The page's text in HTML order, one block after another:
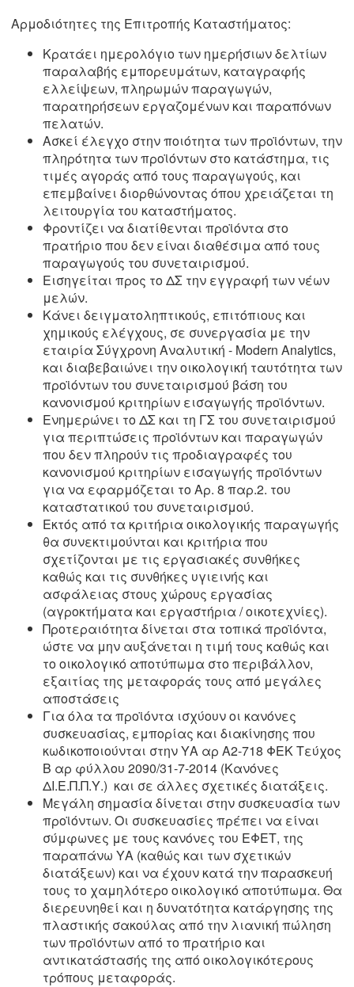
Αρμοδιότητες της Επιτροπής Καταστήματος:
Κρατάει ημερολόγιο των ημερήσιων δελτίων
παραλαβής εμπορευμάτων, καταγραφής
ελλείψεων, πληρωμών παραγωγών,
παρατηρήσεων εργαζομένων και παραπόνων
πελατών.
Ασκεί έλεγχο στην ποιότητα των προϊόντων, την
πληρότητα των προϊόντων στο κατάστημα, τις
τιμές αγοράς από τους παραγωγούς, και
επεμβαίνει διορθώνοντας όπου χρειάζεται τη
λειτουργία του καταστήματος.
Φροντίζει να διατίθενται προϊόντα στο
πρατήριο που δεν είναι διαθέσιμα από τους
παραγωγούς του συνεταιρισμού.
Εισηγείται προς το ΔΣ την εγγραφή των νέων
μελών.
Κάνει δειγματοληπτικούς, επιτόπιους και
χημικούς ελέγχους, σε συνεργασία με την
εταιρία Σύγχρονη Αναλυτική - Modern Analytics,
και διαβεβαιώνει την οικολογική ταυτότητα των
προϊόντων του συνεταιρισμού βάση του
κανονισμού κριτηρίων εισαγωγής προϊόντων.
Ενημερώνει το ΔΣ και τη ΓΣ του συνεταιρισμού
για περιπτώσεις προϊόντων και παραγωγών
που δεν πληρούν τις προδιαγραφές του
κανονισμού κριτηρίων εισαγωγής προϊόντων
για να εφαρμόζεται το Αρ. 8 παρ.2. του
καταστατικού του συνεταιρισμού.
Εκτός από τα κριτήρια οικολογικής παραγωγής
θα συνεκτιμούνται και κριτήρια που
σχετίζονται με τις εργασιακές συνθήκες
καθώς και τις συνθήκες υγιεινής και
ασφάλειας στους χώρους εργασίας
(αγροκτήματα και εργαστήρια / οικοτεχνίες).
Προτεραιότητα δίνεται στα τοπικά προϊόντα,
ώστε να μην αυξάνεται η τιμή τους καθώς και
το οικολογικό αποτύπωμα στο περιβάλλον,
εξαιτίας της μεταφοράς τους από μεγάλες
αποστάσεις
Για όλα τα προϊόντα ισχύουν οι κανόνες
συσκευασίας, εμπορίας και διακίνησης που
κωδικοποιούνται στην ΥΑ αρ Α2-718 ΦΕΚ Τεύχος
Β αρ φύλλου 2090/31-7-2014 (Κανόνες
ΔΙ.Ε.Π.Π.Υ.) και σε άλλες σχετικές διατάξεις.
Μεγάλη σημασία δίνεται στην συσκευασία των
προϊόντων. Οι συσκευασίες πρέπει να είναι
σύμφωνες με τους κανόνες του ΕΦΕΤ, της
παραπάνω ΥΑ (καθώς και των σχετικών
διατάξεων) και να έχουν κατά την παρασκευή
τους το χαμηλότερο οικολογικό αποτύπωμα. Θα
διερευνηθεί και η δυνατότητα κατάργησης της
πλαστικής σακούλας από την λιανική πώληση
των προϊόντων από το πρατήριο και
αντικατάστασής της από οικολογικότερους
τρόπους μεταφοράς.